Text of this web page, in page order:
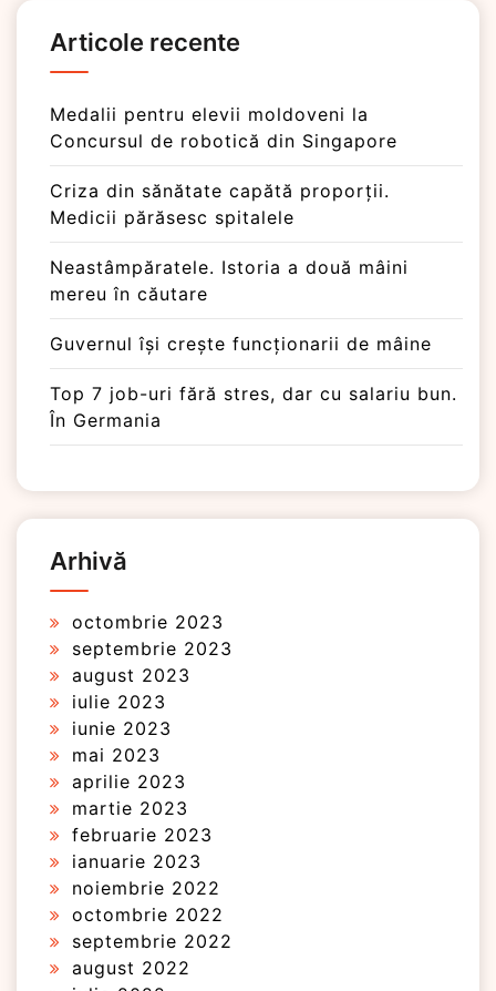
Articole recente
Medalii pentru elevii moldoveni la
Concursul de robotică din Singapore
Criza din sănătate capătă proporții.
Medicii părăsesc spitalele
Neastâmpăratele. Istoria a două mâini
mereu în căutare
Guvernul își crește funcționarii de mâine
Top 7 job-uri fără stres, dar cu salariu bun.
În Germania
Arhivă
octombrie 2023
septembrie 2023
august 2023
iulie 2023
iunie 2023
mai 2023
aprilie 2023
martie 2023
februarie 2023
ianuarie 2023
noiembrie 2022
octombrie 2022
septembrie 2022
august 2022